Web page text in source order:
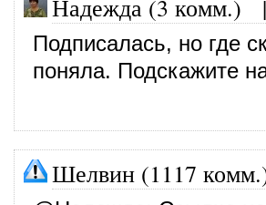
Надежда (3 комм.) |
Подписалась, но где
поняла. Подскажите
Шелвин (1117